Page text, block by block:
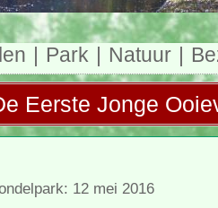
Park Natuur
Eerste Jonge
12 mei 2016